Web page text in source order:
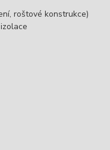
roštové konstrukce)